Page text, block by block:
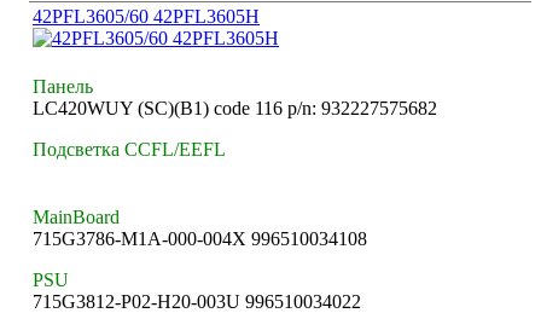
42PFL3605/60 42PFL3605H
Панель
LC420WUY (SC)(B1) code 116 p/n: 932227575682
Подсветка CCFL/EEFL
MainBoard
715G3786-M1A-000-004X 996510034108
PSU
715G3812-P02-H20-003U 996510034022